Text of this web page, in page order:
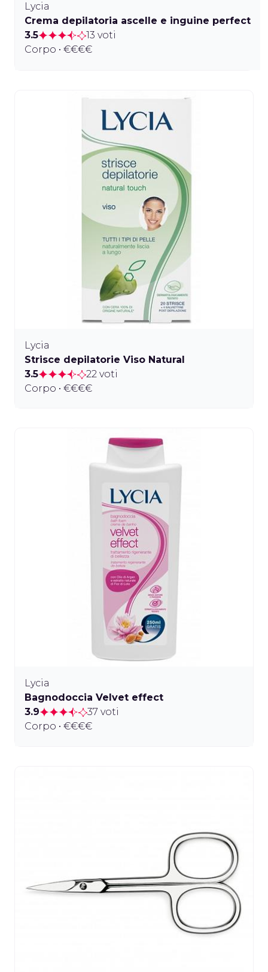
Lycia
Crema depilatoria ascelle e inguine perfect
3.5
13 voti
Corpo • €€€€
Lycia
Strisce depilatorie Viso Natural
3.5
22 voti
Corpo • €€€€
Lycia
Bagnodoccia Velvet effect
3.9
37 voti
Corpo • €€€€